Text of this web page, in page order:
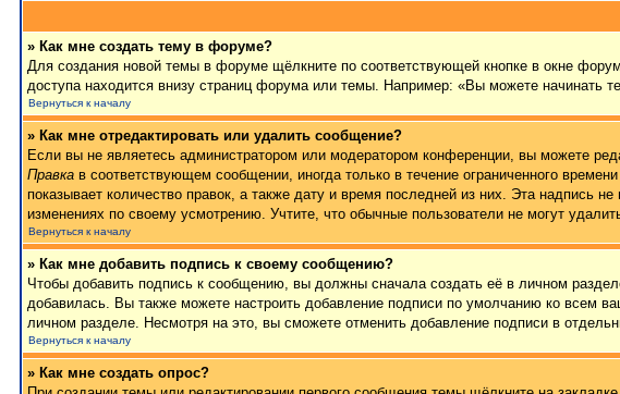
» Как мне создать тему в форуме?
Для создания новой темы в форуме щёлкните по соответствующей кнопке в окне
доступа находится внизу страниц форума или темы. Например: «Вы можете начинать
Вернуться к началу
» Как мне отредактировать или удалить сообщение?
Если вы не являетесь администратором или модератором конференции, вы можете
Правка в соответствующем сообщении, иногда только в течение ограниченного
показывает количество правок, а также дату и время последней из них. Эта надпись
изменениях по своему усмотрению. Учтите, что обычные пользователи не могут
Вернуться к началу
» Как мне добавить подпись к своему сообщению?
Чтобы добавить подпись к сообщению, вы должны сначала создать её в личном
добавилась. Вы также можете настроить добавление подписи по умолчанию ко всем
личном разделе. Несмотря на это, вы сможете отменить добавление подписи в
Вернуться к началу
» Как мне создать опрос?